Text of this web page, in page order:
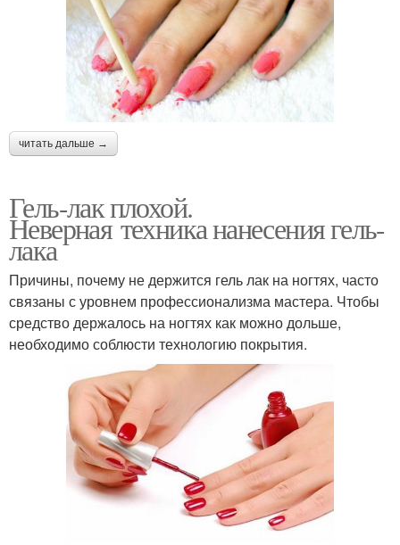
читать дальше →
Гель-лак плохой.
Неверная техника нанесения гель-
лака
Причины, почему не держится гель лак на ногтях, часто
связаны с уровнем профессионализма мастера. Чтобы
средство держалось на ногтях как можно дольше,
необходимо соблюсти технологию покрытия.